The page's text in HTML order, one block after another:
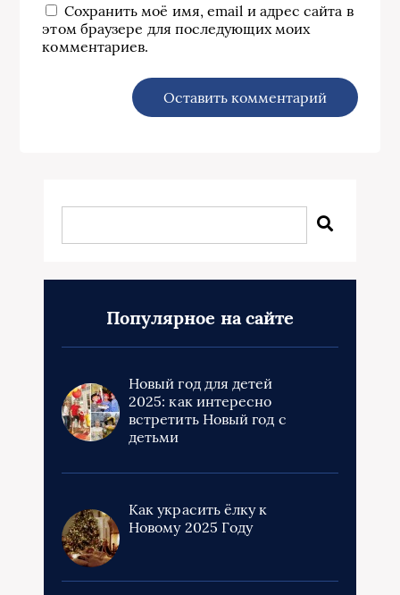
Сохранить моё имя, email и адрес сайта в
этом браузере для последующих моих
комментариев.
Популярное на сайте
Новый год для детей
2025: как интересно
встретить Новый год с
детьми
Как украсить ёлку к
Новому 2025 Году